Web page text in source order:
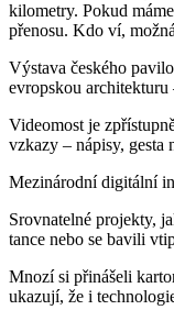
kilometry. Pokud
přenosu. Kdo ví,
Výstava českého
evropskou
Videomost je
vzkazy – nápisy, gesta
Mezinárodní digitální
Srovnatelné projekty,
tance nebo se bavili
Mnozí si přinášeli
ukazují, že i